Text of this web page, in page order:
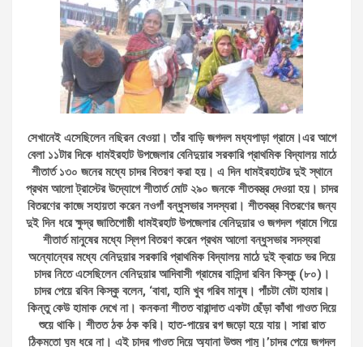
সেখানেই এসেছিলেন নছিরন বেওয়া। তাঁর বাড়ি জগদল মধ্যপাড়া গ্রামে।এর আগে
বেলা ১১টার দিকে ধামইরহাট উপজেলার বেনিদুয়ার সরকারি প্রাথমিক বিদ্যালয় মাঠে
শীতার্ত ১৩০ জনের মধ্যে চাদর বিতরণ করা হয়। এ দিন ধামইরহাটের দুই স্থানে
প্রথম আলো ট্রাস্টের উদ্যোগে শীতার্ত মোট ২৯০ জনকে শীতবস্ত্র দেওয়া হয়। চাদর
বিতরণের কাজে সহায়তা করেন নওগাঁ বন্ধুসভার সদস্যরা। শীতবস্ত্র বিতরণের জন্য
দুই দিন ধরে ক্ষুদ্র জাতিগোষ্ঠী ধামইরহাট উপজেলার বেনিদুয়ার ও জগদল গ্রামে গিয়ে
শীতার্ত মানুষের মধ্যে স্লিপ বিতরণ করেন প্রথম আলো বন্ধুসভার সদস্যরা
অন্যোন্যের মধ্যে বেনিদুয়ার সরকারি প্রাথমিক বিদ্যালয় মাঠে দুই ক্রাচে ভর দিয়ে
চাদর নিতে এসেছিলেন বেনিদুয়ার আদিবাসী গ্রামের বাসিন্দা রবিন কিস্কু (৮০)।
চাদর পেয়ে রবিন কিস্কু বলেন, ‘বাবা, হামি খুব গরিব মানুষ। পাঁচটা বেটা হামার।
কিন্তু কেউ হামাক দেখে না। কনকনা শীতত বারান্দাত একটা ছেঁড়া কাঁথা গাওত দিয়ে
শুয়ে থাকি। শীতত ঠক ঠক করি। হাত-পায়ের রগ জড়ো হয়ে যায়। সারা রাত
ঠিকমতো ঘুম ধরে না। এই চাদর গাওত দিয়ে অ্যানা উশুম পামু।’চাদর পেয়ে জগদল